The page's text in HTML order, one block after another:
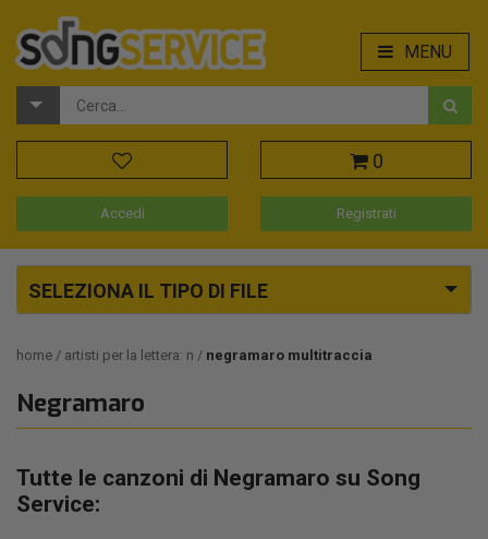
MENU
0
Accedi Registrati
SELEZIONA IL TIPO DI FILE
home artisti per la lettera: n negramaro multitraccia
Negramaro
Tutte le canzoni di Negramaro su Song
Service: